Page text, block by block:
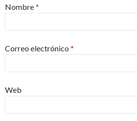
Nombre*
Correo electrónico *
Web